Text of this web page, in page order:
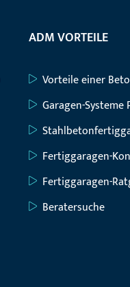
ADM VORTEILE
Vorteile einer
Garagen-Systeme
Fertiggaragen-
Fertiggaragen-
Beratersuche